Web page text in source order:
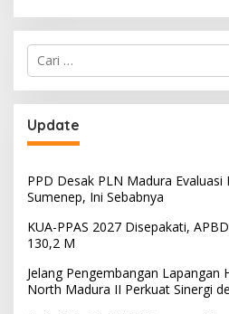
Cari
untuk:
Update
PPD Desak PLN Madura Evaluasi
Sumenep, Ini Sebabnya
KUA-PPAS 2027 Disepakati,
130,2 M
Jelang Pengembangan Lapangan
North Madura II Perkuat Sinergi